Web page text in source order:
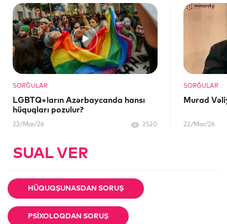
SORĞULAR
LGBTQ+ların Azərbaycanda hansı
hüquqları pozulur?
22/Mar/26 2520
SORĞULAR
Murad
22/Mar/26
SUAL VER
HÜQUQŞUNASDAN SORUŞ
PSIXOLOQDAN SORUŞ